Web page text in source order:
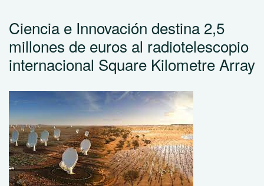
Ciencia e Innovación destina 2,5
millones de euros al radiotelescopio
internacional Square Kilometre Array